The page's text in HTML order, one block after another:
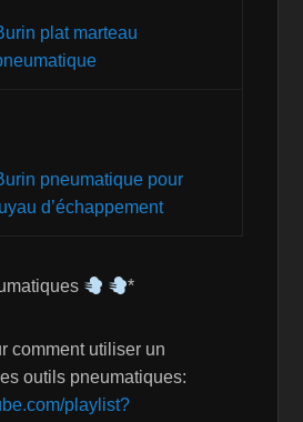
plat marteau
pneumatique pour
d’échappement
*
comment utiliser un
outils pneumatiques:
playlist?